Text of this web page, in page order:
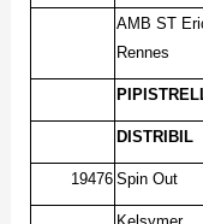
AMB ST
Rennes
DISTRIBIL
19476 Spin Out